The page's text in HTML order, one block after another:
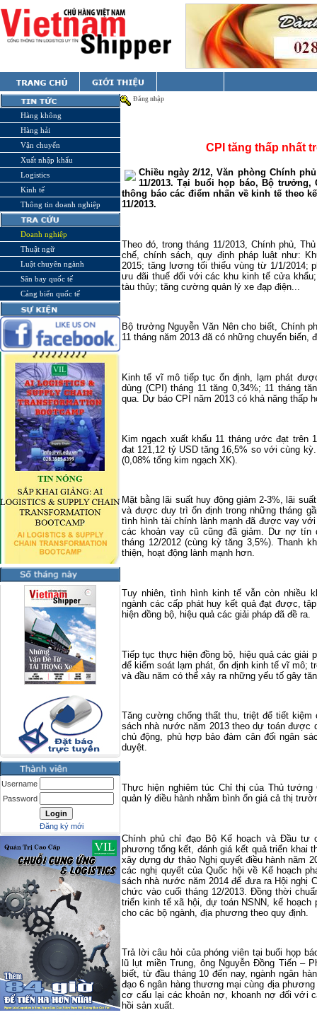
Hàng không
Hàng hải
Vận chuyển
Xuất nhập khẩu
Logistics
Kinh tế
Thông tin doanh nghiệp
Doanh nghiệp
Thuật ngữ
Luật chuyên ngành
Sân bay quốc tế
Cảng biển quốc tế
Username
Password
Đăng ký mới
Đăng nhập
CPI tăng thấp nhất
Chiều ngày 2/12, Văn phòng Chính
11/2013. Tại buổi họp báo, Bộ trưởng,
thông báo các điểm nhấn về kinh tế theo
11/2013.
Theo đó, trong tháng 11/2013, Chính phủ,
chế, chính sách, quy định pháp luật như:
2015; tăng lương tối thiểu vùng từ 1/1/2014;
ưu đãi thuế đối với các khu kinh tế cửa
tàu thủy; tăng cường quản lý xe đạp điện...
Bộ trưởng Nguyễn Văn Nên cho biết, Chính
11 tháng năm 2013 đã có những chuyển biến,
Kinh tế vĩ mô tiếp tục ổn định, lạm phát
dùng (CPI) tháng 11 tăng 0,34%; 11 tháng
qua. Dự báo CPI năm 2013 có khả năng thấp
Kim ngạch xuất khẩu 11 tháng ước đạt trên
đạt 121,12 tỷ USD tăng 16,5% so với cùng
(0,08% tổng kim ngạch XK).
Mặt bằng lãi suất huy động giảm 2-3%, lãi
và được duy trì ổn định trong những tháng
tình hình tài chính lành mạnh đã được vay
các khoản vay cũ cũng đã giảm. Dư nợ tín
tháng 12/2012 (cùng kỳ tăng 3,5%). Thanh
thiện, hoạt động lành mạnh hơn.
Tuy nhiên, tình hình kinh tế vẫn còn nhiều
ngành các cấp phát huy kết quả đạt được,
hiện đồng bộ, hiệu quả các giải pháp đã đề ra.
Tiếp tục thực hiện đồng bộ, hiệu quả các giải
để kiểm soát lạm phát, ổn định kinh tế vĩ mô;
và đầu năm có thể xảy ra những yếu tố gây
Tăng cường chống thất thu, triệt để tiết kiệm
sách nhà nước năm 2013 theo dự toán được
chủ động, phù hợp bảo đảm cân đối ngân
duyệt.
Thực hiện nghiêm túc Chỉ thị của Thủ
quản lý điều hành nhằm bình ổn giá cả thị
Chính phủ chỉ đạo Bộ Kế hoạch và Đầu tư
phương tổng kết, đánh giá kết quả triển khai
xây dựng dự thảo Nghị quyết điều hành năm
các nghị quyết của Quốc hội về Kế hoạch
sách nhà nước năm 2014 để đưa ra Hội nghị
chức vào cuối tháng 12/2013. Đồng thời
triển kinh tế xã hội, dự toán NSNN, kế hoạch
cho các bộ ngành, địa phương theo quy định.
Trả lời câu hỏi của phóng viên tại buổi họp
lũ lụt miền Trung, ông Nguyễn Đồng Tiến –
biết, từ đầu tháng 10 đến nay, ngành ngân
đạo 6 ngân hàng thương mại cùng địa
cơ cấu lại các khoản nợ, khoanh nợ đối với
hồi sản xuất.